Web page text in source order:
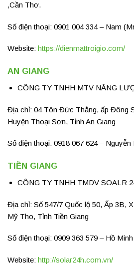
,Cần Thơ.
Số điện thoại: 0901 004 334 – Nam
Website: https://dienmattroigio.com/
AN GIANG
CÔNG TY TNHH MTV NĂNG
Địa chỉ: 04 Tôn Đức Thắng, ấp Đông
Huyện Thoại Sơn, Tỉnh An Giang
Số điện thoại: 0918 067 624 –
TIỀN GIANG
CÔNG TY TNHH TMDV SOALR
Địa chỉ: Số 547/7 Quốc lộ 50, Ấp 3B,
Mỹ Tho, Tỉnh Tiền Giang
Số điện thoại: 0909 363 579 – Hồ
Website: http://solar24h.com.vn/